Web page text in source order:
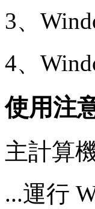
3、
4、
使用注
主計算
...運行